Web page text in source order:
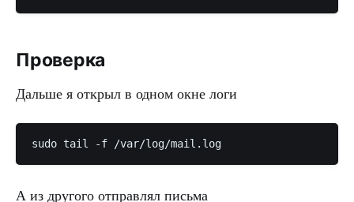
Проверка
Дальше я открыл в одном окне логи
sudo tail -f /var/log/mail.log
А из другого отправлял письма